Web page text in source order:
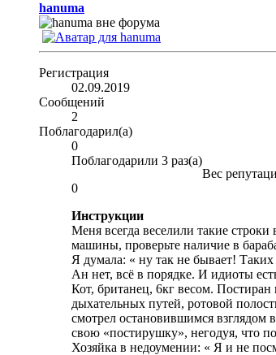
hanuma
Регистрация
02.09.2019
Сообщений
2
Поблагодарил(а)
0
Поблагодарили 3 раз(а)
Вес
0
Инструкции
Меня всегда веселили такие
машины, проверьте наличие в
Я думала: « ну так не бывает!
Ан нет, всё в порядке. И идиоты
Кот, британец, 6кг весом.
дыхательных путей, ротовой
смотрел остановившимся взглядом
свою «постирушку», негодуя, что
Хозяйка в недоумении: « Я и не